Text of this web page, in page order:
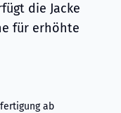
die Jacke
für erhöhte
ab